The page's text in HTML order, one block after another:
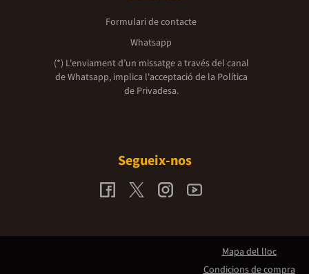
Formulari de contacte
Whatsapp
(*) L'enviament d’un missatge a través del canal
de Whatsapp, implica l'acceptació de la Política
de Privadesa.
Segueix-nos
Mapa del lloc
Condicions de compra